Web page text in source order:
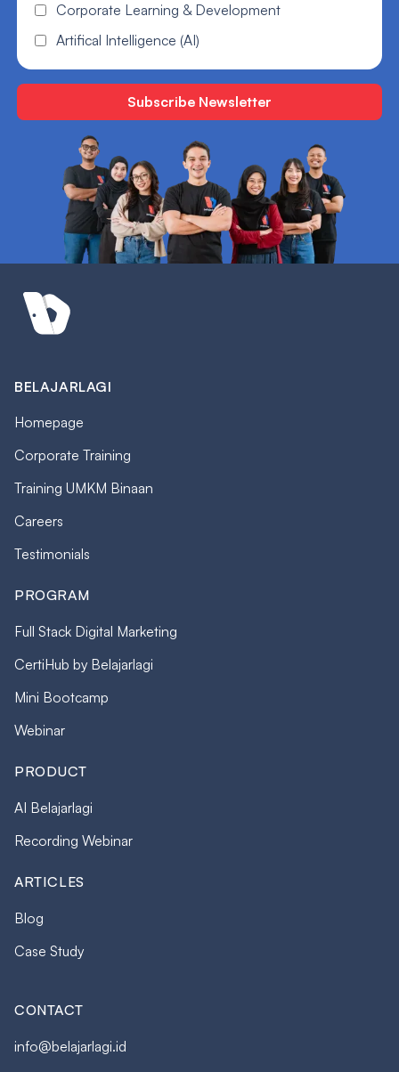
Corporate Learning & Development
Artifical Intelligence (AI)
BELAJARLAGI
Homepage
Corporate Training
Training UMKM Binaan
Careers
Testimonials
PROGRAM
Full Stack Digital Marketing
CertiHub by Belajarlagi
Mini Bootcamp
Webinar
PRODUCT
AI Belajarlagi
Recording Webinar
ARTICLES
Blog
Case Study
CONTACT
info@belajarlagi.id